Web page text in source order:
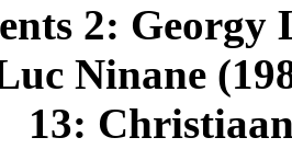
2: Georgy
Ninane
13: